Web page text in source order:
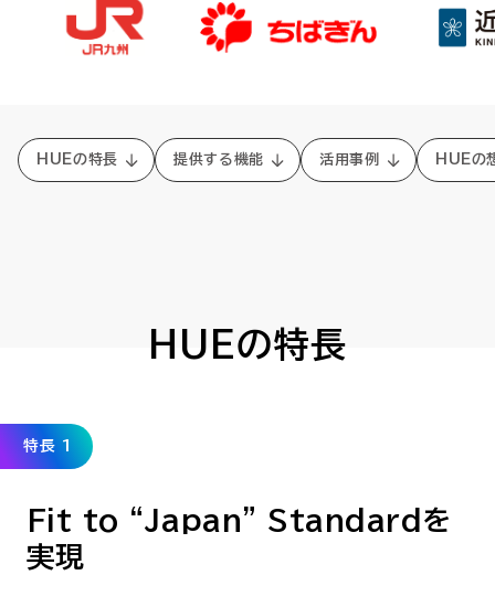
資料ダウンロード
HUEの特長 提供する機能 活用事例 HUEの
HUEの特長
特長 1
Fit to “Japan” Standard を
実現